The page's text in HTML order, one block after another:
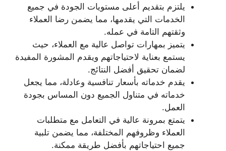
يلتزم بتقديم أعلى مستويات الجودة في جميع
الخدمات التي يقدمها، مما يضمن رضا العملاء
وثقتهم التامة في عمله.
يتميز بمهارات تواصل عالية مع العملاء، حيث
يستمع بعناية لاحتياجاتهم ويقدم المشورة المفيدة
لضمان تحقيق أفضل النتائج.
يقدم خدماته بأسعار تنافسية وعادلة، مما يجعل
خدماته في متناول الجميع دون المساس بجودة
العمل.
يتمتع بمرونة عالية في التعامل مع متطلبات
العملاء وظروفهم المختلفة، مما يضمن تلبية
جميع احتياجاتهم بأفضل طريقة ممكنة.